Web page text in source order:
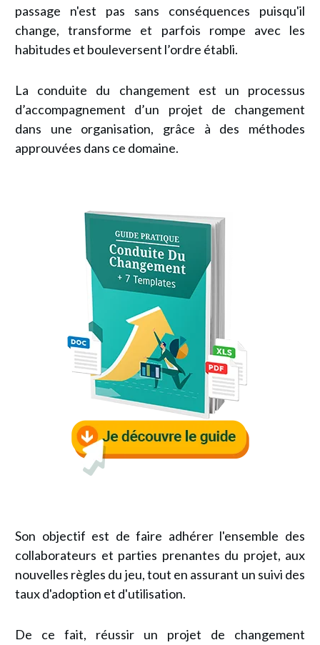
passage n'est pas sans conséquences puisqu'il
change, transforme et parfois rompe avec les
habitudes et bouleversent l’ordre établi.
La conduite du changement est un processus
d’accompagnement d’un projet de changement
dans une organisation, grâce à des méthodes
approuvées dans ce domaine.
Son objectif est de faire adhérer l'ensemble des
collaborateurs et parties prenantes du projet, aux
nouvelles règles du jeu, tout en assurant un suivi des
taux d'adoption et d'utilisation.
De ce fait, réussir un projet de changement